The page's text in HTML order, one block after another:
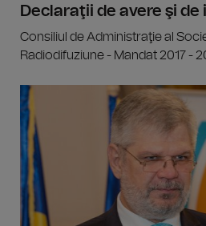
Declaraţii de avere şi de
Consiliul de Administraţie al
Radiodifuziune - Mandat 2017 -